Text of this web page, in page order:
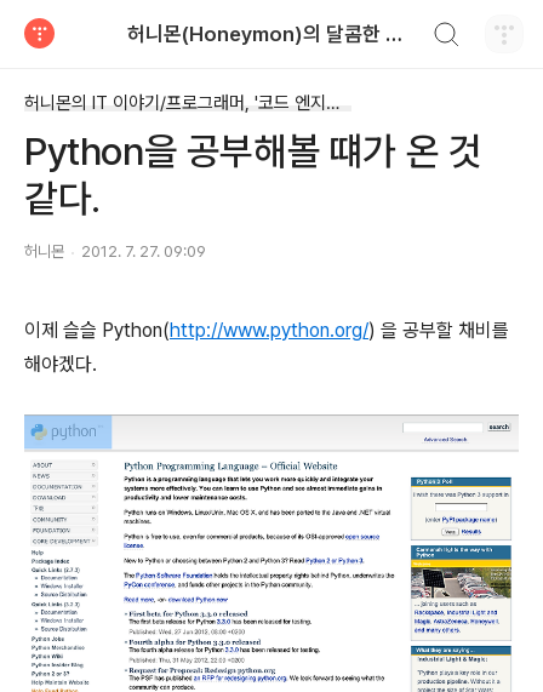
허니몬(Honeymon)의 달콤한 비행
허니몬의 IT 이야기/프로그래머, '코드 엔지니어'
Python을 공부해볼 떄가 온 것
같다.
허니몬 2012. 7. 27. 09:09
이제 슬슬 Python(http://www.python.org/) 을 공부할 채비를
해야겠다.